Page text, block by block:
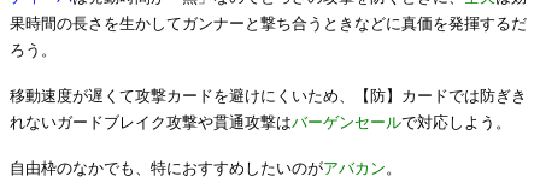
果時間の長さを生かしてガンナーと撃ち合うときなどに真価を発揮するだ
ろう。
移動速度が遅くて攻撃カードを避けにくいため、【防】カードでは防ぎき
れないガードブレイク攻撃や貫通攻撃はバーゲンセールで対応しよう。
自由枠のなかでも、特におすすめしたいのがアバカン 。